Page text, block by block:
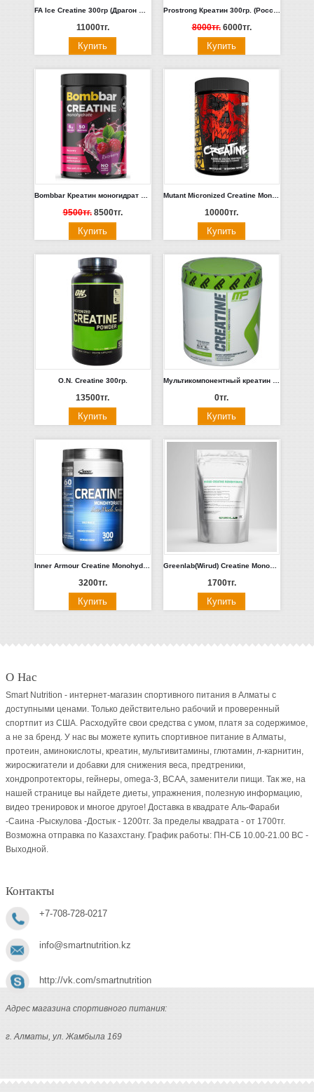
11000тг. 8000тг. 6000тг.
9500тг. 8500тг.
Mutant Micronized Creatine Monohydrate 300 гр
10000тг.
O.N. Creatine 300гр.
13500тг. 0тг.
Inner Armour Creatine Monohydrate (300g)
3200тг.
Greenlab(Wirud) Creatine Monohydrate 200 гр.
1700тг.
О Нас
Smart Nutrition - интернет-магазин спортивного питания в Алматы с
доступными ценами. Только действительно рабочий и проверенный
спортпит из США. Расходуйте свои средства с умом, платя за содержимое,
а не за бренд. У нас вы можете купить спортивное питание в Алматы,
протеин, аминокислоты, креатин, мультивитамины, глютамин, л-карнитин,
жиросжигатели и добавки для снижения веса, предтреники,
хондропротекторы, гейнеры, omega-3, BCAA, заменители пищи. Так же, на
нашей странице вы найдете диеты, упражнения, полезную информацию,
видео тренировок и многое другое! Доставка в квадрате Аль-Фараби
-Саина -Рыскулова -Достык - 1200тг. За пределы квадрата - от 1700тг.
Возможна отправка по Казахстану. График работы: ПН-СБ 10.00-21.00 ВC -
Выходной.
Контакты
+7-708-728-0217
info@smartnutrition.kz
http://vk.com/smartnutrition
Адрес магазина спортивного питания:
г. Алматы, ул. Жамбыла 169